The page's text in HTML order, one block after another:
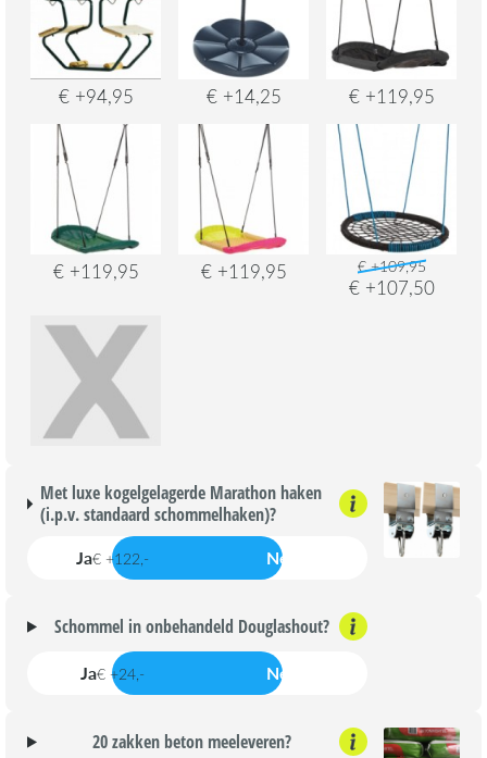
€ +94,95 € +14,25 € +119,95
€ +119,95 € +119,95 € +109,95
€ +107,50
Met luxe kogelgelagerde Marathon haken
(i.p.v. standaard schommelhaken)?
Ja€ +122,- Nee
Schommel in onbehandeld Douglashout?
Ja€ +24,- Nee
20 zakken beton meeleveren?